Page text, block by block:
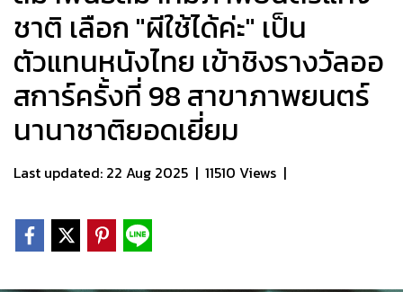
ชาติ เลือก "ผีใช้ได้ค่ะ" เป็น
ตัวแทนหนังไทย เข้าชิงรางวัลออ
สการ์ครั้งที่ 98 สาขาภาพยนตร์
นานาชาติยอดเยี่ยม
Last updated: 22 Aug 2025 | 11510 Views |